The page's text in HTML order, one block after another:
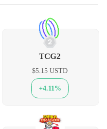
2
TCG2
$5.15 USTD
+4.11%